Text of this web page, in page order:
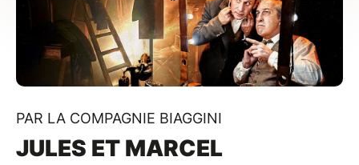
PAR LA COMPAGNIE BIAGGINI
JULES ET MARCEL